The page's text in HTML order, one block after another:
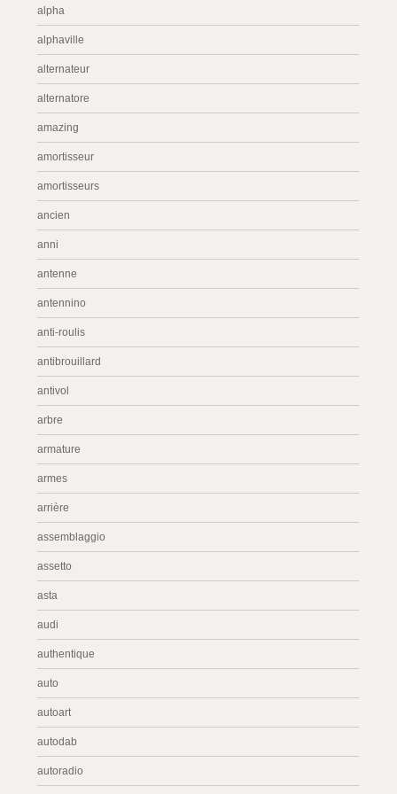
alpha
alphaville
alternateur
alternatore
amazing
amortisseur
amortisseurs
ancien
anni
antenne
antennino
anti-roulis
antibrouillard
antivol
arbre
armature
armes
arrière
assemblaggio
assetto
asta
audi
authentique
auto
autoart
autodab
autoradio